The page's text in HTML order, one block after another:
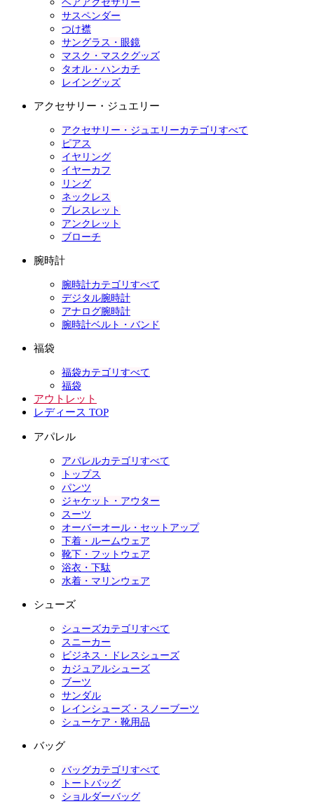
ヘアアクセサリー
サスペンダー
つけ襟
サングラス・眼鏡
マスク・マスクグッズ
タオル・ハンカチ
レイングッズ
アクセサリー・ジュエリー
アクセサリー・ジュエリーカテゴリすべて
ピアス
イヤリング
イヤーカフ
リング
ネックレス
ブレスレット
アンクレット
ブローチ
腕時計
腕時計カテゴリすべて
デジタル腕時計
アナログ腕時計
腕時計ベルト・バンド
福袋
福袋カテゴリすべて
福袋
アウトレット
レディース TOP
アパレル
アパレルカテゴリすべて
トップス
パンツ
ジャケット・アウター
スーツ
オーバーオール・セットアップ
下着・ルームウェア
靴下・フットウェア
浴衣・下駄
水着・マリンウェア
シューズ
シューズカテゴリすべて
スニーカー
ビジネス・ドレスシューズ
カジュアルシューズ
ブーツ
サンダル
レインシューズ・スノーブーツ
シューケア・靴用品
バッグ
バッグカテゴリすべて
トートバッグ
ショルダーバッグ